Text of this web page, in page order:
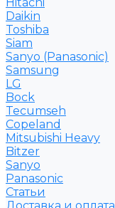
Daikin
Toshiba
Siam
Sanyo (Panasonic)
Samsung
LG
Bock
Tecumseh
Copeland
Mitsubishi Heavy
Bitzer
Sanyo
Рanasonic
Статьи